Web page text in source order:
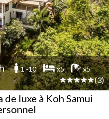
1 -10 x5 x5
(3)
luxe à Koh Samui